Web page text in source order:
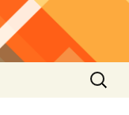
Suchen
nach: